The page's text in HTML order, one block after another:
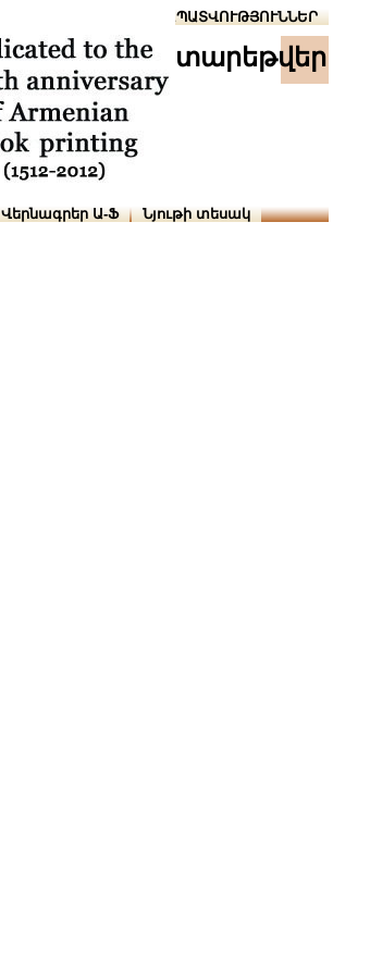
ՆԱԽԱՊԱՏՎՈՒԹՅՈՒՆՆԵՐ
տարեթվեր
Վերնագրեր Ա-Ֆ Նյութի տեսակ